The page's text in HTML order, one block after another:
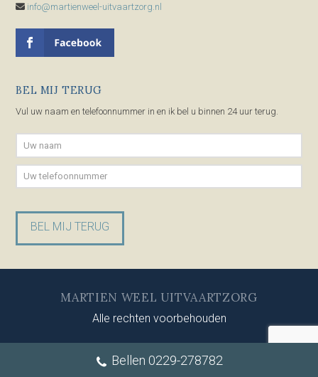
info@martienweel-uitvaartzorg.nl
BEL MIJ TERUG
Vul uw naam en telefoonnummer in en ik bel u binnen 24 uur terug.
MARTIEN WEEL UITVAARTZORG
Alle rechten voorbehouden
Bellen 0229-278782